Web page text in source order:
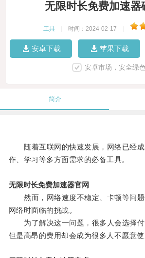
无限时长免费加速器
工具 时间：2024-02-17
安卓下载 苹果下载
安卓市场，安全绿
简介
随着互联网的快速发展，网络已经成
作、学习等多方面需求的必备工具。
无限时长免费加速器官网
然而，网络速度不稳定、卡顿等问题
网络时面临的挑战。
为了解决这一问题，很多人会选择付
但是高昂的费用却会成为很多人不愿意使